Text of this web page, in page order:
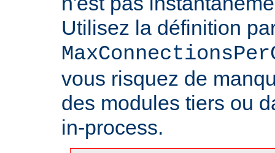
Utilisez la définition
vous risquez de
des modules tiers ou
in-process.